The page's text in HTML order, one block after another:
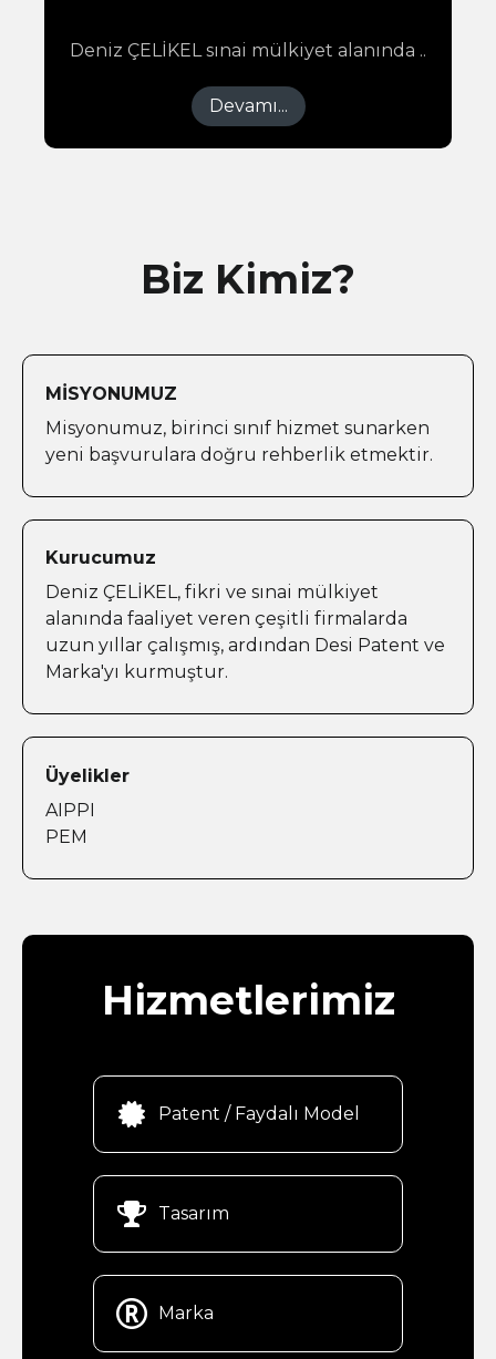
Deniz ÇELİKEL sınai mülkiyet alanında ..
Devamı...
Biz Kimiz?
MİSYONUMUZ
Misyonumuz, birinci sınıf hizmet sunarken
yeni başvurulara doğru rehberlik etmektir.
Kurucumuz
Deniz ÇELİKEL, fikri ve sınai mülkiyet
alanında faaliyet veren çeşitli firmalarda
uzun yıllar çalışmış, ardından Desi Patent ve
Marka'yı kurmuştur.
Üyelikler
AIPPI
PEM
Hizmetlerimiz
 Patent / Faydalı Model
 Tasarım
 Marka